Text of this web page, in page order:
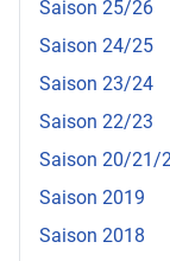
Saison 25/26
Saison 24/25
Saison 23/24
Saison 22/23
Saison 20/21/
Saison 2019
Saison 2018